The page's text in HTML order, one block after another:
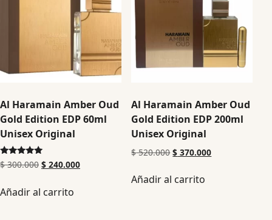
Al Haramain Amber Oud
Gold Edition EDP 60ml
Unisex Original
Valorado en
5.00
$300.000 $ 240.000
Añadir al carrito
Al Haramain Amber Oud
Gold Edition EDP 200ml
Unisex Original
$520.000 $ 370.000
Añadir al carrito